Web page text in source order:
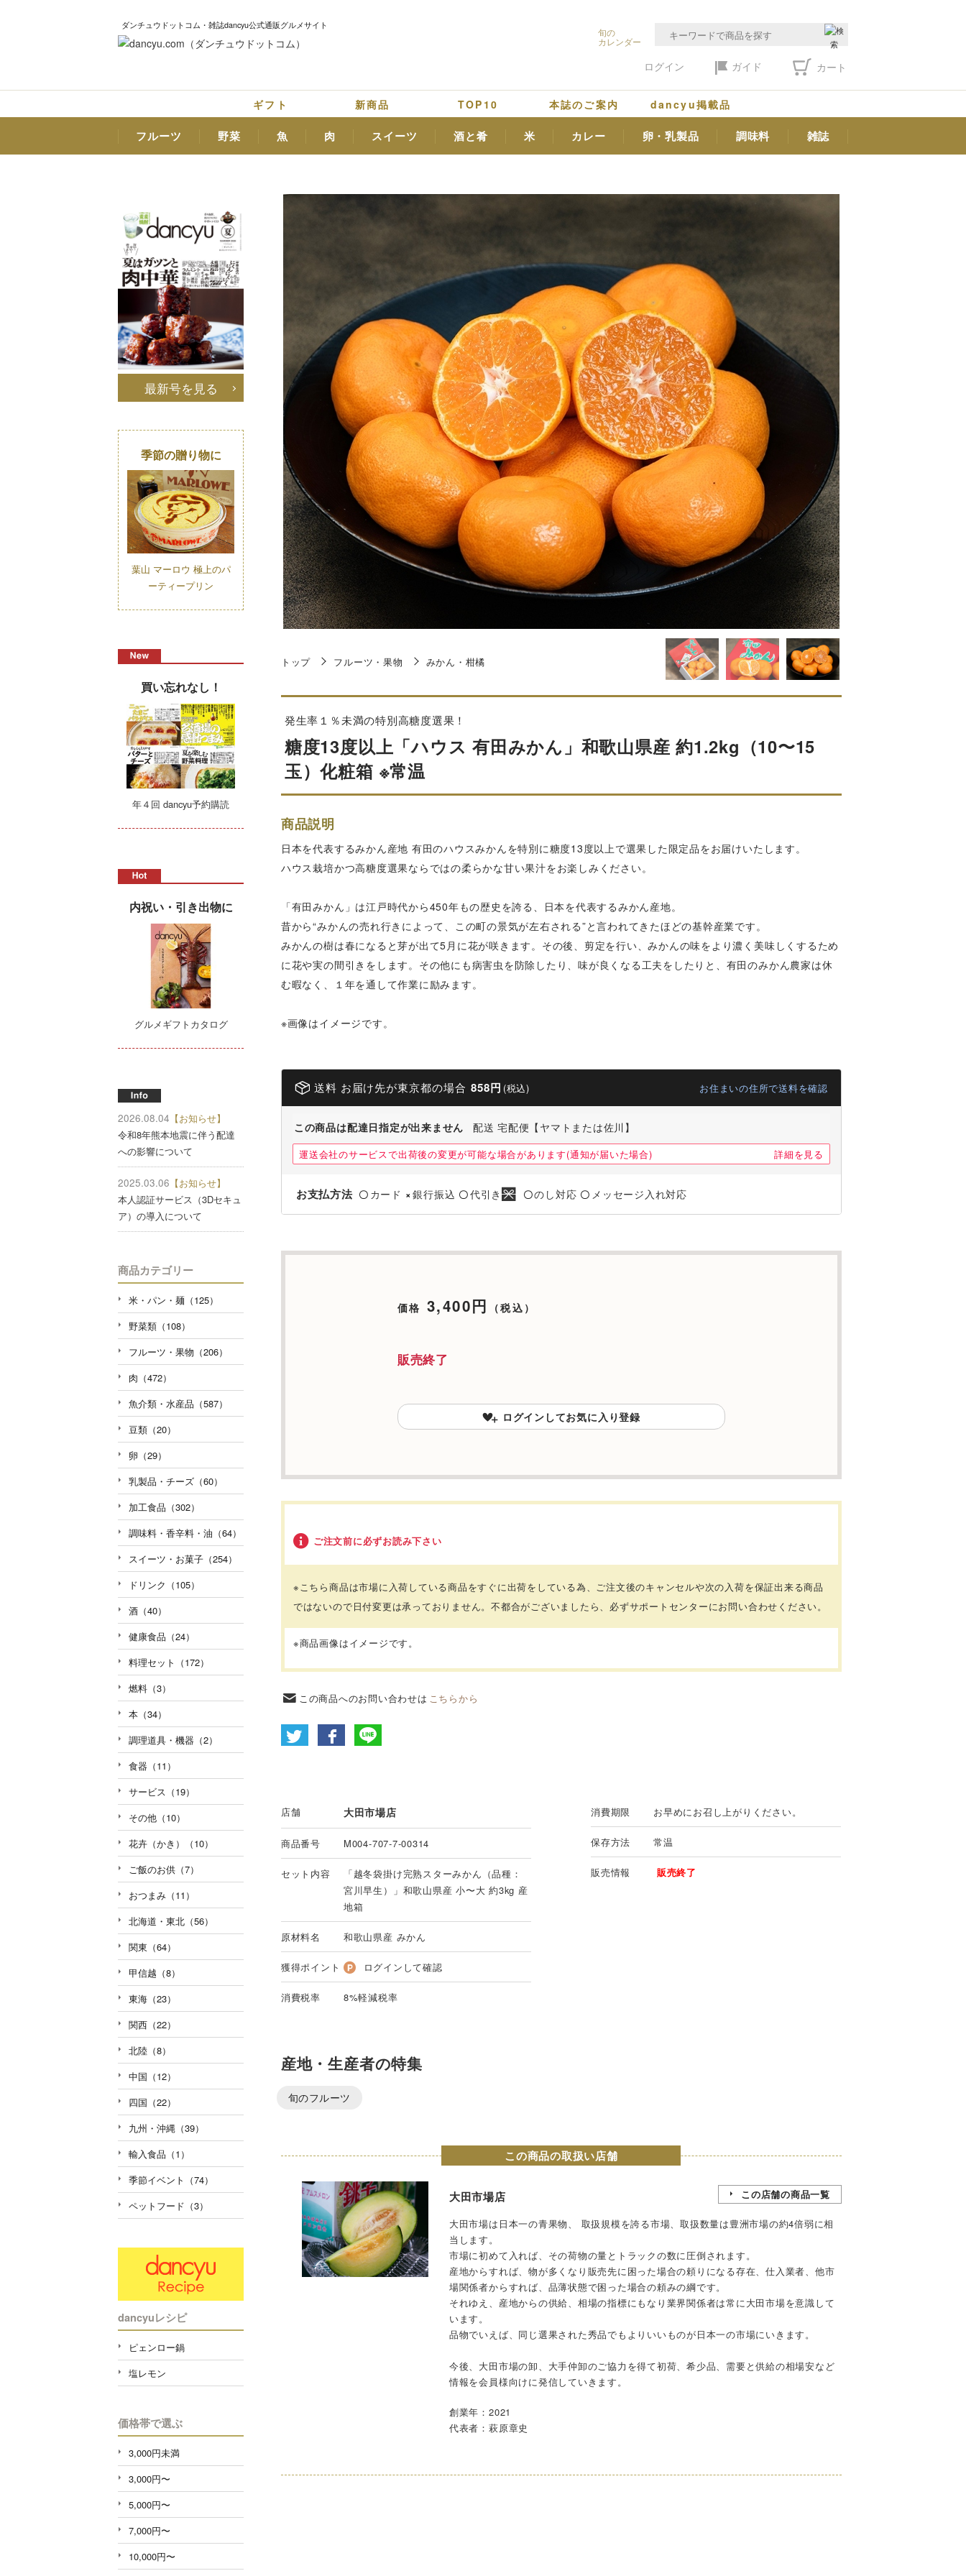
ダンチュウドットコム・雑誌dancyu公式通販グルメサイト
旬の
カレンダー
ログイン ガイド カート
ギフト 新商品 TOP10 本誌のご案内 dancyu掲載品
フルーツ 野菜 魚 肉 スイーツ 酒と肴 米 カレー 卵・乳製品 調味料 雑誌
トップ フルーツ・果物 みかん・柑橘
発生率１％未満の特別高糖度選果！
糖度13度以上「ハウス 有田みかん」和歌山県産 約1.2kg（10〜15
玉）化粧箱 ※常温
商品説明
日本を代表するみかん産地 有田のハウスみかんを特別に糖度13度以上で選果した限定品をお届けいたします。
ハウス栽培かつ高糖度選果ならではの柔らかな甘い果汁をお楽しみください。
「有田みかん」は江戸時代から450年もの歴史を誇る、日本を代表するみかん産地。
昔から“みかんの売れ行きによって、この町の景気が左右される”と言われてきたほどの基幹産業です。
みかんの樹は春になると芽が出て5月に花が咲きます。その後、剪定を行い、みかんの味をより濃く美味しくするため
に花や実の間引きをします。その他にも病害虫を防除したり、味が良くなる工夫をしたりと、有田のみかん農家は休
む暇なく、１年を通して作業に励みます。
※画像はイメージです。
送料 お届け先が東京都の場合 858円 (税込) お住まいの住所で送料を確認
この商品は配達日指定が出来ません 配送 宅配便【ヤマトまたは佐川】
運送会社のサービスで出荷後の変更が可能な場合があります(通知が届いた場合) 詳細を見る
お支払方法 〇 カード × 銀行振込 〇代引き 〇のし対応 〇 メッセージ入れ対応
価格 3,400円 （税込）
販売終了
ログインしてお気に入り登録
ご注文前に必ずお読み下さい
※こちら商品は市場に入荷している商品をすぐに出荷をしている為、ご注文後のキャンセルや次の入荷を保証出来る商品
ではないので日付変更は承っておりません。不都合がございましたら、必ずサポートセンターにお問い合わせください。
※商品画像はイメージです。
この商品へのお問い合わせは こちらから
店舗 大田市場店
商品番号 M004-707-7-00314
セット内容
「越冬袋掛け完熟スターみかん（品種：
宮川早生）」和歌山県産 小〜大 約3kg 産
地箱
原材料名 和歌山県産 みかん
獲得ポイント ログインして確認
消費税率 8%軽減税率
消費期限 お早めにお召し上がりください。
保存方法 常温
販売情報 販売終了
産地・生産者の特集
旬のフルーツ
この商品の取扱い店舗
大田市場店 この店舗の商品一覧
大田市場は日本一の青果物、 取扱規模を誇る市場、取扱数量は豊洲市場の約4倍弱に相
当します。
市場に初めて入れば、その荷物の量とトラックの数に圧倒されます。
産地からすれば、物が多くなり販売先に困った場合の頼りになる存在、仕入業者、他市
場関係者からすれば、品薄状態で困った場合の頼みの綱です。
それゆえ、産地からの供給、相場の指標にもなり業界関係者は常に大田市場を意識して
います。
品物でいえば、同じ選果された秀品でもよりいいものが日本一の市場にいきます。
今後、大田市場の卸、大手仲卸のご協力を得て初荷、希少品、需要と供給の相場安など
情報を会員様向けに発信していきます。
創業年：2021
代表者：萩原章史
最新号を見る
季節の贈り物に
葉山 マーロウ 極上のパ
ーティープリン
買い忘れなし！
年４回 dancyu予約購読
内祝い・引き出物に
グルメギフトカタログ
2026.08.04 【お知らせ】
令和8年熊本地震に伴う配達
への影響について
2025.03.06 【お知らせ】
本人認証サービス（3Dセキュ
ア）の導入について
商品カテゴリー
米・パン・麺（125）
野菜類（108）
フルーツ・果物（206）
肉（472）
魚介類・水産品（587）
豆類（20）
卵（29）
乳製品・チーズ（60）
加工食品（302）
調味料・香辛料・油（64）
スイーツ・お菓子（254）
ドリンク（105）
酒（40）
健康食品（24）
料理セット（172）
燃料（3）
本（34）
調理道具・機器（2）
食器（11）
サービス（19）
その他（10）
花卉（かき）（10）
ご飯のお供（7）
おつまみ（11）
北海道・東北（56）
関東（64）
甲信越（8）
東海（23）
関西（22）
北陸（8）
中国（12）
四国（22）
九州・沖縄（39）
輸入食品（1）
季節イベント（74）
ペットフード（3）
dancyuレシピ
ピェンロー鍋
塩レモン
価格帯で選ぶ
3,000円未満
3,000円〜
5,000円〜
7,000円〜
10,000円〜